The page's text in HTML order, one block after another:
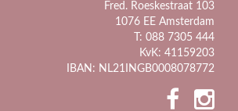
Fred. Roeskestraat 103
1076 EE Amsterdam
T: 088 7305 444
KvK: 41159203
IBAN: NL21INGB0008078772